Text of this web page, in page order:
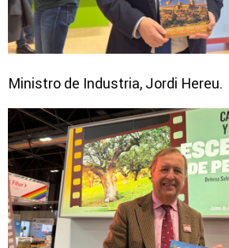
Ministro de Industria, Jordi Hereu.